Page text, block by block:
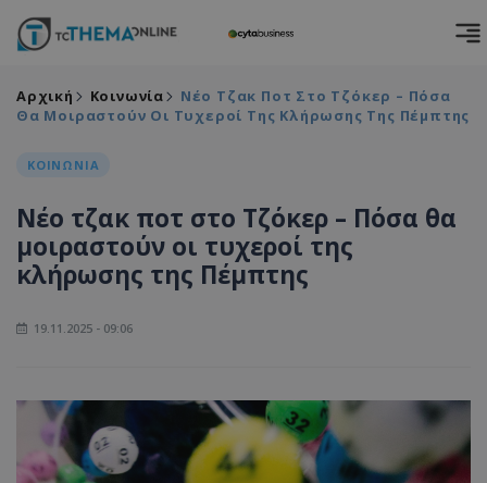
Αρχική Κοινωνία
Νέο Τζακ Ποτ Στο Τζόκερ – Πόσα
Θα Μοιραστούν Οι Τυχεροί Της Κλήρωσης Της Πέμπτης
ΚΟΙΝΩΝΙΑ
Νέο τζακ ποτ στο Τζόκερ – Πόσα θα
μοιραστούν οι τυχεροί της
κλήρωσης της Πέμπτης
19.11.2025 - 09:06